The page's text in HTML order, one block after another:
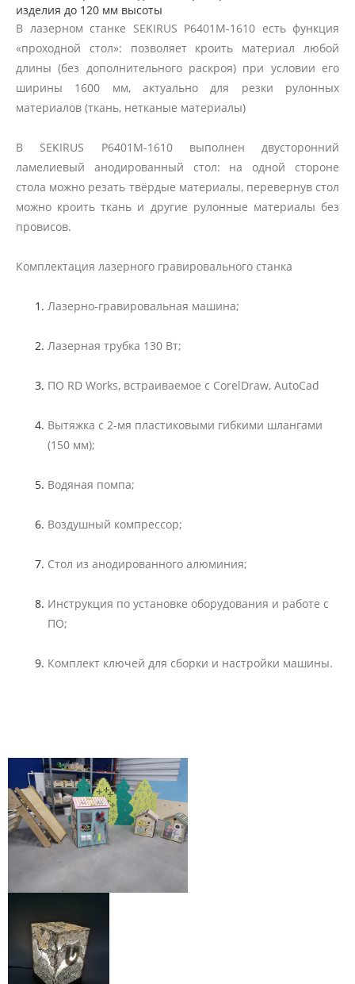
изделия до 120 мм высоты
В лазерном станке SEKIRUS P6401M-1610 есть функция
«проходной стол»: позволяет кроить материал любой
длины (без дополнительного раскроя) при условии его
ширины 1600 мм, актуально для резки рулонных
материалов (ткань, нетканые материалы)
В SEKIRUS P6401M-1610 выполнен двусторонний
ламелиевый анодированный стол: на одной стороне
стола можно резать твёрдые материалы, перевернув стол
можно кроить ткань и другие рулонные материалы без
провисов.
Комплектация лазерного гравировального станка
Лазерно-гравировальная машина;
Лазерная трубка 130 Вт;
ПО RD Works, встраиваемое с CorelDraw, AutoCad
Вытяжка с 2-мя пластиковыми гибкими шлангами
(150 мм);
Водяная помпа;
Воздушный компрессор;
Стол из анодированного алюминия;
Инструкция по установке оборудования и работе с
ПО;
Комплект ключей для сборки и настройки машины.